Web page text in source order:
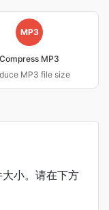
MP3
Compress MP3
MP3 file size
小。请在下方